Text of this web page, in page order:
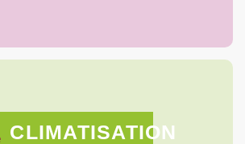
CLIMATISATION